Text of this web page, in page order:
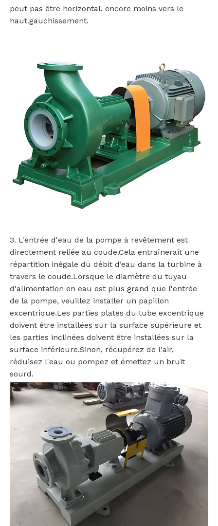
peut pas être horizontal, encore moins vers le
haut.gauchissement.
3. L'entrée d'eau de la pompe à revêtement est
directement reliée au coude.Cela entraînerait une
répartition inégale du débit d’eau dans la turbine à
travers le coude.Lorsque le diamètre du tuyau
d'alimentation en eau est plus grand que l'entrée
de la pompe, veuillez installer un papillon
excentrique.Les parties plates du tube excentrique
doivent être installées sur la surface supérieure et
les parties inclinées doivent être installées sur la
surface inférieure.Sinon, récupérez de l'air,
réduisez l'eau ou pompez et émettez un bruit
sourd.